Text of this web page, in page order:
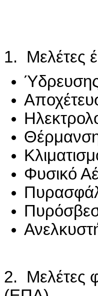
1. Μελέτες
Φυσικό
2. Μελέτες